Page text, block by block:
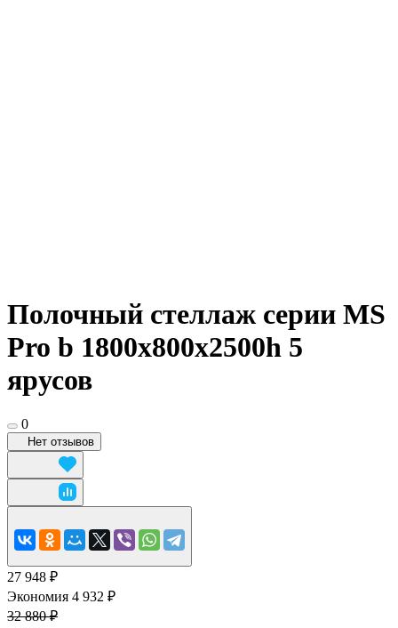
Полочный стеллаж серии MS
Pro b 1800x800х2500h 5
ярусов
0
Нет отзывов
27 948 ₽
Экономия 4 932 ₽
32 880 ₽